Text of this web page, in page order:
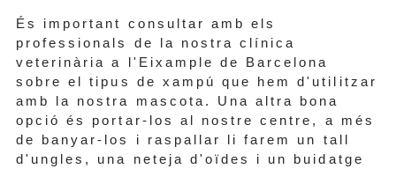
És important consultar amb els
professionals de la nostra clínica
veterinària a l'Eixample de Barcelona
sobre el tipus de xampú que hem d'utilitzar
amb la nostra mascota. Una altra bona
opció és portar-los al nostre centre, a més
de banyar-los i raspallar li farem un tall
d'ungles, una neteja d'oïdes i un buidatge